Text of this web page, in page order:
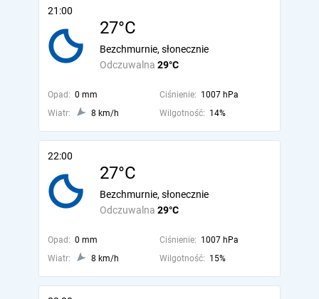
21:00
27°C
Odczuwalna 29°C
Bezchmurnie, słonecznie
Opad: 0 mm Ciśnienie: 1007 hPa
Wiatr:
8 km/h Wilgotność: 14%
22:00
27°C
Odczuwalna 29°C
Bezchmurnie, słonecznie
Opad: 0 mm Ciśnienie: 1007 hPa
Wiatr:
8 km/h Wilgotność: 15%